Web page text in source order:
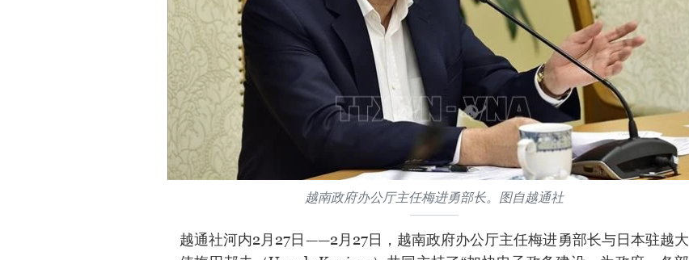
越南政府办公厅主任梅进勇部长。图自越通社
越通社河内2月27日——2月27日，越南政府办公厅主任梅进勇部长与日本驻越大